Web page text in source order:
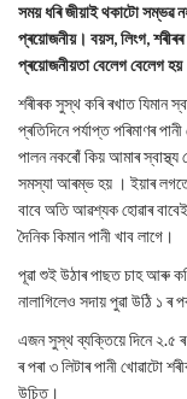
সময় ধৰি জীয়াই থকাটো সম্ভৱ
প্ৰয়োজনীয়। বয়স, লিংগ,
প্ৰয়োজনীয়তা বেলেগ বেলেগ
শৰীৰক সুস্থ কৰি ৰখাত যিমান
প্ৰতিদিনে পৰ্যাপ্ত পৰিমাণৰ
পালন নকৰোঁ কিয় আমাৰ স্বাস্থ্য
সমস্যা আৰম্ভ হয় । ইয়াৰ লগতে
বাবে অতি আৱশ্যক হোৱাৰ
দৈনিক কিমান পানী খাব লাগে।
পূৱা শুই উঠাৰ পাছত চাহ আৰু
নালাগিলেও সদায় পুৱা উঠি ১ ৰ
এজন সুস্থ ব্যক্তিয়ে দিনে ২.৫ ৰ
ৰ পৰা ৩ লিটাৰ পানী খোৱাটো
উচিত।